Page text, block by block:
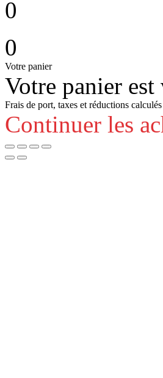
0
0
Votre panier
Votre panier est
Frais de port, taxes et réductions calculés
Continuer les